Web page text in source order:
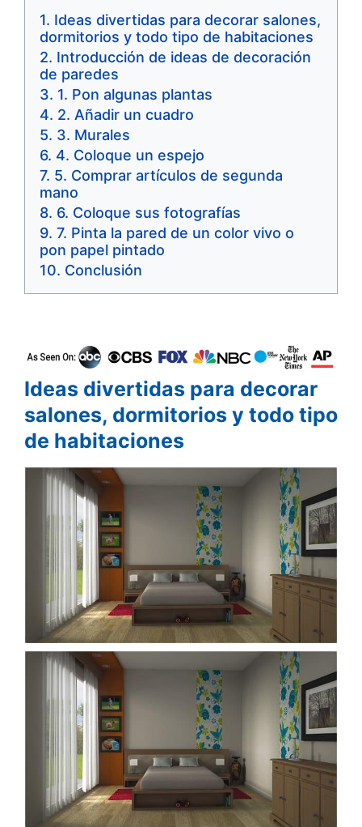
Ideas divertidas para decorar salones,
dormitorios y todo tipo de habitaciones
Introducción de ideas de decoración
de paredes
1. Pon algunas plantas
2. Añadir un cuadro
3. Murales
4. Coloque un espejo
5. Comprar artículos de segunda
mano
6. Coloque sus fotografías
7. Pinta la pared de un color vivo o
pon papel pintado
Conclusión
Ideas divertidas para decorar
salones, dormitorios y todo tipo
de habitaciones